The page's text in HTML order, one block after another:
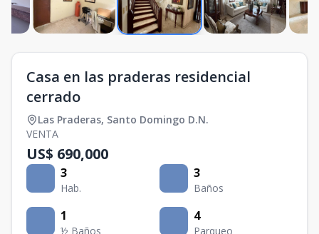
Casa en las praderas residencial
cerrado
Las Praderas, Santo Domingo D.N.
VENTA
US$ 690,000
3
Hab.
3
Baños
1
½ Baños
4
Parqueo